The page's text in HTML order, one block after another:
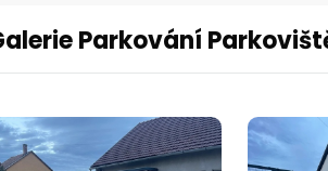
Parkování